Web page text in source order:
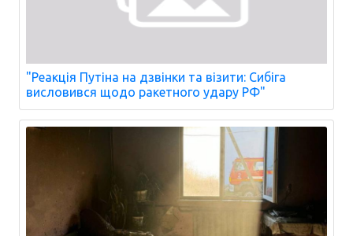
"Реакція Путіна на дзвінки та візити: Сибіга
висловився щодо ракетного удару РФ"